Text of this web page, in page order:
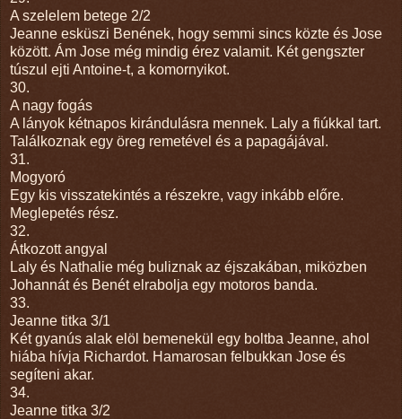
A szelelem betege 2/2
Jeanne esküszi Benének, hogy semmi sincs közte és Jose
között. Ám Jose még mindig érez valamit. Két gengszter
túszul ejti Antoine-t, a komornyikot.
30.
A nagy fogás
A lányok kétnapos kirándulásra mennek. Laly a fiúkkal tart.
Találkoznak egy öreg remetével és a papagájával.
31.
Mogyoró
Egy kis visszatekintés a részekre, vagy inkább előre.
Meglepetés rész.
32.
Átkozott angyal
Laly és Nathalie még buliznak az éjszakában, miközben
Johannát és Benét elrabolja egy motoros banda.
33.
Jeanne titka 3/1
Két gyanús alak elöl bemenekül egy boltba Jeanne, ahol
hiába hívja Richardot. Hamarosan felbukkan Jose és
segíteni akar.
34.
Jeanne titka 3/2